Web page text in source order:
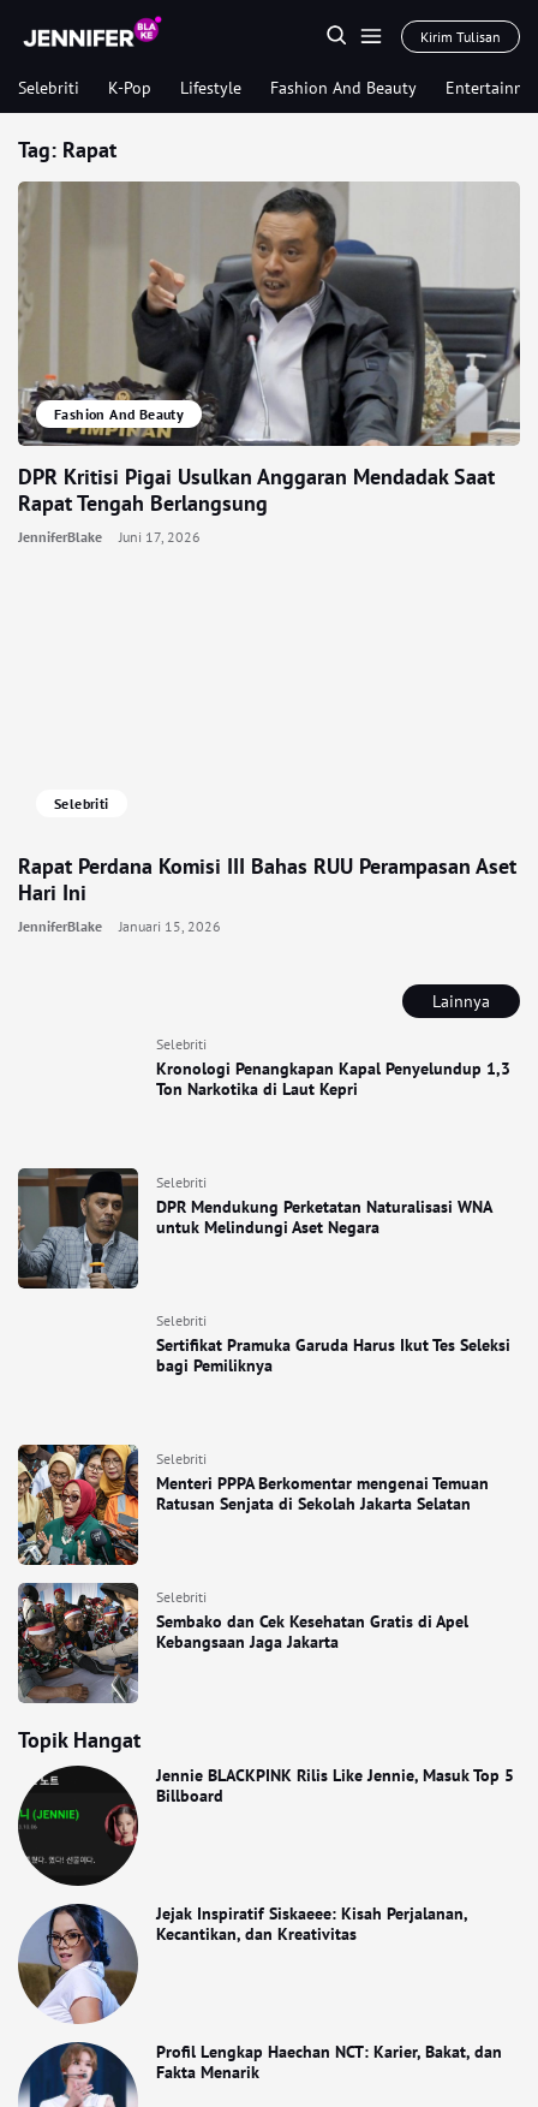
Kirim Tulisan
Selebriti K-Pop Lifestyle Fashion And Beauty
Lainnya
Selebriti
Kronologi Penangkapan Kapal Penyelundup 1,3
Ton Narkotika di Laut Kepri
Selebriti
DPR Mendukung Perketatan Naturalisasi WNA
untuk Melindungi Aset Negara
Selebriti
Sertifikat Pramuka Garuda Harus Ikut Tes Seleksi
bagi Pemiliknya
Selebriti
Menteri PPPA Berkomentar mengenai Temuan
Ratusan Senjata di Sekolah Jakarta Selatan
Selebriti
Sembako dan Cek Kesehatan Gratis di Apel
Kebangsaan Jaga Jakarta
Topik Hangat
Jennie BLACKPINK Rilis Like Jennie, Masuk Top 5
Billboard
Jejak Inspiratif Siskaeee: Kisah Perjalanan,
Kecantikan, dan Kreativitas
Profil Lengkap Haechan NCT: Karier, Bakat, dan
Fakta Menarik
Tag: Rapat
Fashion And Beauty
DPR Kritisi Pigai Usulkan Anggaran Mendadak Saat
Rapat Tengah Berlangsung
JenniferBlake Juni 17, 2026
Selebriti
Rapat Perdana Komisi III Bahas RUU Perampasan Aset
Hari Ini
JenniferBlake Januari 15, 2026